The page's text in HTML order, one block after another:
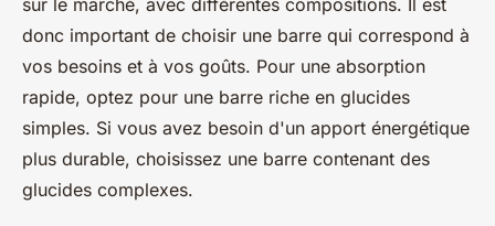
sur le marché, avec différentes compositions. Il est
donc important de choisir une barre qui correspond à
vos besoins et à vos goûts. Pour une absorption
rapide, optez pour une barre riche en glucides
simples. Si vous avez besoin d'un apport énergétique
plus durable, choisissez une barre contenant des
glucides complexes.